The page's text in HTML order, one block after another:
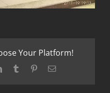
Your Platform!
LinkedInTumblr PinterestEmail